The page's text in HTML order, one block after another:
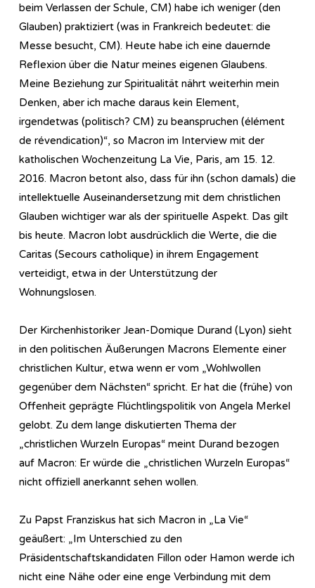
beim Verlassen der Schule, CM) habe ich weniger (den
Glauben) praktiziert (was in Frankreich bedeutet: die
Messe besucht, CM). Heute habe ich eine dauernde
Reflexion über die Natur meines eigenen Glaubens.
Meine Beziehung zur Spiritualität nährt weiterhin mein
Denken, aber ich mache daraus kein Element,
irgendetwas (politisch? CM) zu beanspruchen (élément
de révendication)“, so Macron im Interview mit der
katholischen Wochenzeitung La Vie, Paris, am 15. 12.
2016. Macron betont also, dass für ihn (schon damals) die
intellektuelle Auseinandersetzung mit dem christlichen
Glauben wichtiger war als der spirituelle Aspekt. Das gilt
bis heute. Macron lobt ausdrücklich die Werte, die die
Caritas (Secours catholique) in ihrem Engagement
verteidigt, etwa in der Unterstützung der
Wohnungslosen.
Der Kirchenhistoriker Jean-Domique Durand (Lyon) sieht
in den politischen Äußerungen Macrons Elemente einer
christlichen Kultur, etwa wenn er vom „Wohlwollen
gegenüber dem Nächsten“ spricht. Er hat die (frühe) von
Offenheit geprägte Flüchtlingspolitik von Angela Merkel
gelobt. Zu dem lange diskutierten Thema der
„christlichen Wurzeln Europas“ meint Durand bezogen
auf Macron: Er würde die „christlichen Wurzeln Europas“
nicht offiziell anerkannt sehen wollen.
Zu Papst Franziskus hat sich Macron in „La Vie“
geäußert: „Im Unterschied zu den
Präsidentschaftskandidaten Fillon oder Hamon werde ich
nicht eine Nähe oder eine enge Verbindung mit dem